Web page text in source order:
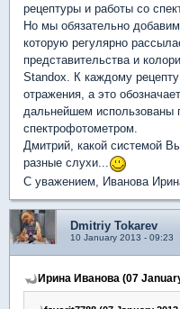
рецептуры и работы со
Но мы обязательно
которую регулярно
представительства и
Standox. К каждому
отражения, а это
дальнейшем использованы
спектрофотометром.
Дмитрий, какой системой
разные слухи...
С уважением, Иванова
Dmitriy Tokarev
10 January 2013 - 09:23
Ирина Иванова (07